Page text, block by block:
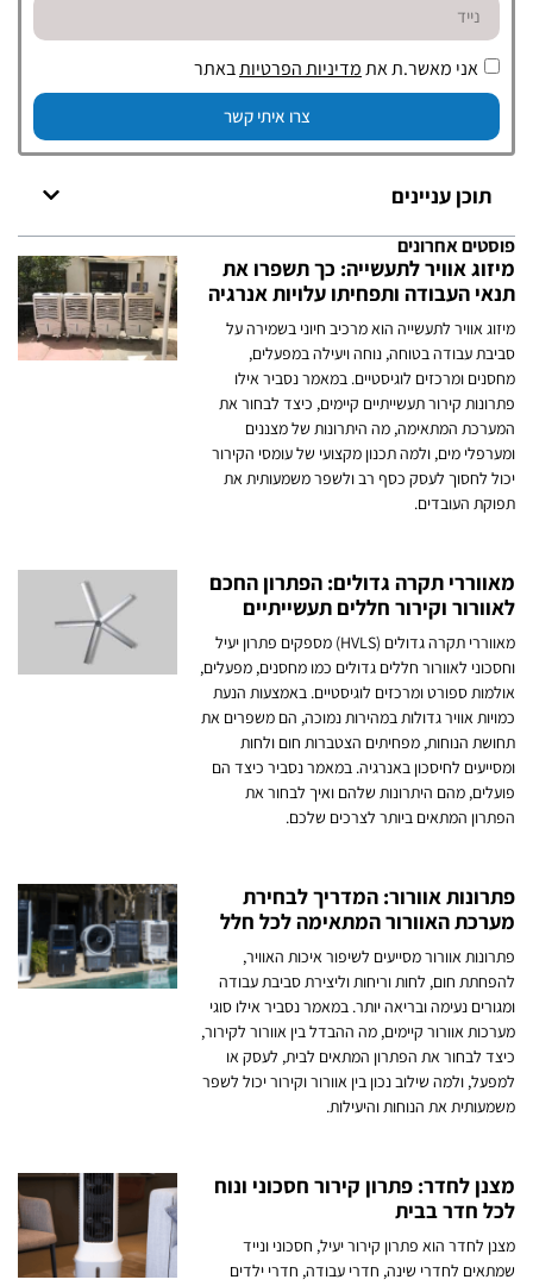
אני מאשר.ת אתמדיניות הפרטיותבאתר
צרו איתי קשר
תוכן עניינים
פוסטים אחרונים
מיזוג אוויר לתעשייה: כך תשפרו את
תנאי העבודה ותפחיתו עלויות אנרגיה
מיזוג אוויר לתעשייה הוא מרכיב חיוני בשמירה על
סביבת עבודה בטוחה, נוחה ויעילה במפעלים,
מחסנים ומרכזים לוגיסטיים. במאמר נסביר אילו
פתרונות קירור תעשייתיים קיימים, כיצד לבחור את
המערכת המתאימה, מה היתרונות של מצננים
ומערפלי מים, ולמה תכנון מקצועי של עומסי הקירור
יכול לחסוך לעסק כסף רב ולשפר משמעותית את
תפוקת העובדים.
מאווררי תקרה גדולים: הפתרון החכם
לאוורור וקירור חללים תעשייתיים
מאווררי תקרה גדולים (HVLS) מספקים פתרון יעיל
וחסכוני לאוורור חללים גדולים כמו מחסנים, מפעלים,
אולמות ספורט ומרכזים לוגיסטיים. באמצעות הנעת
כמויות אוויר גדולות במהירות נמוכה, הם משפרים את
תחושת הנוחות, מפחיתים הצטברות חום ולחות
ומסייעים לחיסכון באנרגיה. במאמר נסביר כיצד הם
פועלים, מהם היתרונות שלהם ואיך לבחור את
הפתרון המתאים ביותר לצרכים שלכם.
פתרונות אוורור: המדריך לבחירת
מערכת האוורור המתאימה לכל חלל
פתרונות אוורור מסייעים לשיפור איכות האוויר,
להפחתת חום, לחות וריחות וליצירת סביבת עבודה
ומגורים נעימה ובריאה יותר. במאמר נסביר אילו סוגי
מערכות אוורור קיימים, מה ההבדל בין אוורור לקירור,
כיצד לבחור את הפתרון המתאים לבית, לעסק או
למפעל, ולמה שילוב נכון בין אוורור וקירור יכול לשפר
משמעותית את הנוחות והיעילות.
מצנן לחדר: פתרון קירור חסכוני ונוח
לכל חדר בבית
מצנן לחדר הוא פתרון קירור יעיל, חסכוני ונייד
שמתאים לחדרי שינה, חדרי עבודה, חדרי ילדים